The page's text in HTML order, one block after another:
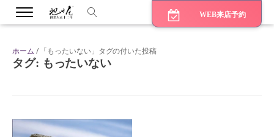
WEB来店予約
ホーム / 「もったいない」タグの付いた投稿
タグ: もったいない